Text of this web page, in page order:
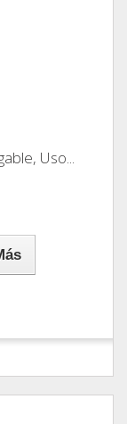
Uso...